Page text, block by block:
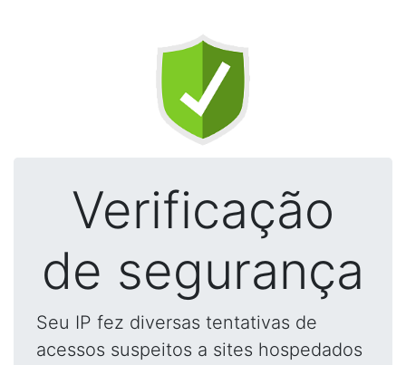
Verificação
de segurança
Seu IP fez diversas tentativas de
acessos suspeitos a sites hospedados